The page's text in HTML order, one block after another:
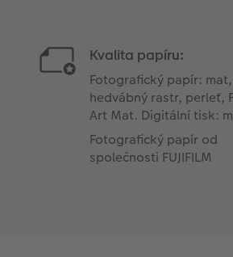
Kvalita papíru:
Fotografický papír:
hedvábný rastr, perleť,
Art Mat. Digitální tisk:
Fotografický papír od
společnosti FUJIFILM